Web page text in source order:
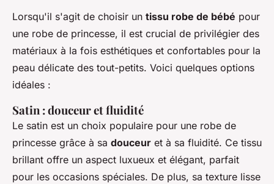
Lorsqu'il s'agit de choisir un tissu robe de bébé pour
une robe de princesse, il est crucial de privilégier des
matériaux à la fois esthétiques et confortables pour la
peau délicate des tout-petits. Voici quelques options
idéales :
Satin : douceur et fluidité
Le satin est un choix populaire pour une robe de
princesse grâce à sa douceur et à sa fluidité. Ce tissu
brillant offre un aspect luxueux et élégant, parfait
pour les occasions spéciales. De plus, sa texture lisse